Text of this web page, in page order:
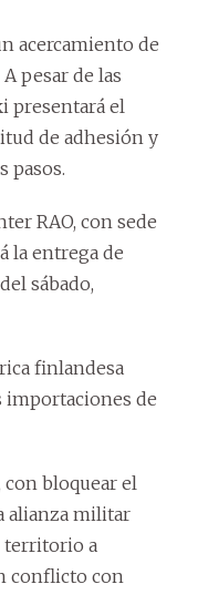
acercamiento de
pesar de las
presentará el
de adhesión y
pasos.
RAO, con sede
la entrega de
sábado,
finlandesa
importaciones de
bloquear el
alianza militar
territorio a
conflicto con